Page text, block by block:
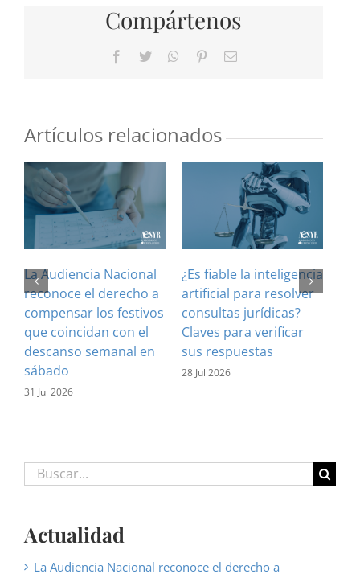
Compártenos
Facebook
Twitter WhatsApp
PinterestCorreo
Artículos relacionados
La Audiencia Nacional
reconoce el derecho a
compensar los festivos
que coincidan con el
descanso semanal en
sábado
31 Jul 2026
¿Es fiable la inteligencia
artificial para resolver
consultas jurídicas?
Claves para verificar
sus respuestas
28 Jul 2026
Buscar:
Actualidad
La Audiencia Nacional reconoce el derecho a